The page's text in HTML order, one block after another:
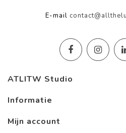
E-mail
ATLITW Studio
Informatie
Mijn account